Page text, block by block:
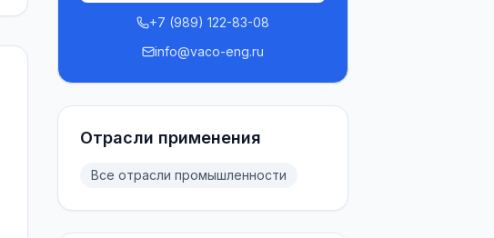
+7 (989) 122-83-08
info@vaco-eng.ru
Отрасли применения
Все отрасли промышленности